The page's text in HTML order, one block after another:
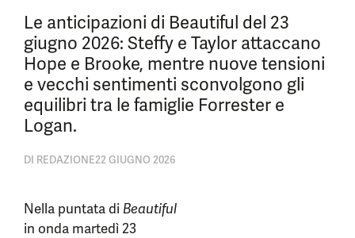
Le anticipazioni di Beautiful del 23
giugno 2026: Steffy e Taylor attaccano
Hope e Brooke, mentre nuove tensioni
e vecchi sentimenti sconvolgono gli
equilibri tra le famiglie Forrester e
Logan.
DI REDAZIONE22 GIUGNO 2026
Nella puntata di Beautiful
in onda martedì 23